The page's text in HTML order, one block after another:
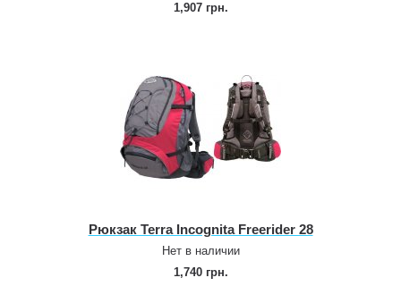
1,907 грн.
Рюкзак Terra Incognita Freerider 28
Нет в наличии
1,740 грн.